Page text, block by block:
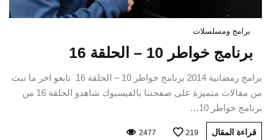
برامج ومسلسلات
برنامج خواطر 10 – الحلقة 16
برامج رمضانية 2014 برنامج خواطر 10 – الحلقة 16 تابعو اخر ما نبث
من مقالات متميزة على صفحتنا بالفيسبوك شاهدو الحلقة 16 من
برنامج خواطر 10…
قراءة المقال 219
2477